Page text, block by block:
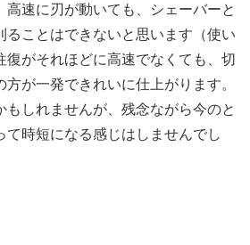
高速に刃が動いても、シェーバーと
ることはできないと思います（使い
復がそれほどに高速でなくても、切
が一発できれいに仕上がります。
もしれませんが、残念ながら今のと
て時短になる感じはしませんでし